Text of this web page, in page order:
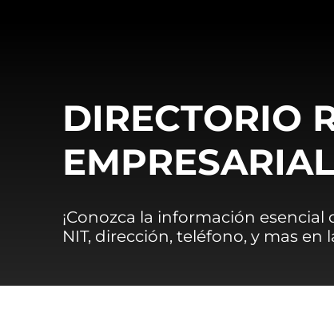
DIRECTORIO
EMPRESARIAL
¡Conozca la información
NIT, dirección, teléfono, y mas